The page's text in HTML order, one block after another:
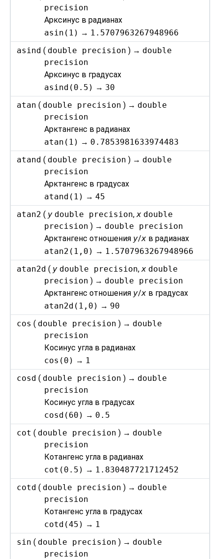
precision
Арксинус в радианах
asin(1) → 1.5707963267948966
asind ( double precision ) → double
precision
Арксинус в градусах
asind(0.5) → 30
atan ( double precision ) → double
precision
Арктангенс в радианах
atan(1) → 0.7853981633974483
atand ( double precision ) → double
precision
Арктангенс в градусах
atand(1) →45
atan2 ( y double precision,x double
precision ) → double precision
Арктангенс отношения y/x в радианах
atan2(1,0) → 1.5707963267948966
atan2d ( y double precision,x double
precision ) → double precision
Арктангенс отношения y/x в градусах
atan2d(1,0) → 90
cos ( double precision ) → double
precision
Косинус угла в радианах
cos(0) → 1
cosd ( double precision ) → double
precision
Косинус угла в градусах
cosd(60) → 0.5
cot ( double precision ) → double
precision
Котангенс угла в радианах
cot(0.5) → 1.830487721712452
cotd ( double precision ) → double
precision
Котангенс угла в градусах
cotd(45) → 1
sin ( double precision ) → double
precision